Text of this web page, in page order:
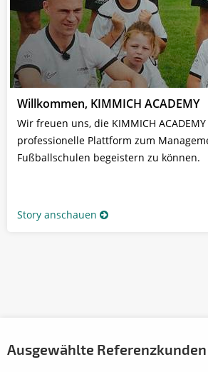
Willkommen, KIMMICH ACADEMY
Wir freuen uns, die KIMMICH
professionelle Plattform zum
Fußballschulen begeistern zu können.
Story anschauen
Ausgewählte Referenzkunden